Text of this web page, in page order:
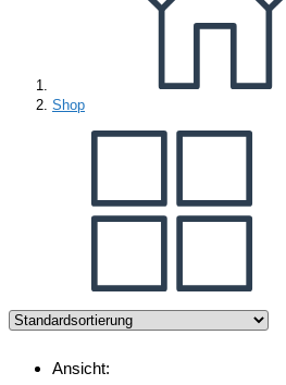
Shop
Ansicht: